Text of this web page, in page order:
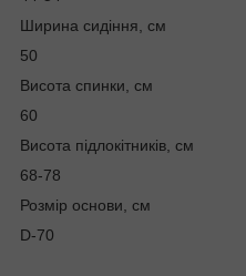
Ширина сидіння, см
50
Висота спинки, см
60
Висота підлокітників, см
68-78
Розмір основи, см
D-70